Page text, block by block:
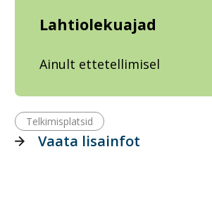
Lahtiolekuajad
Ainult ettetellimisel
Telkimisplatsid
Vaata lisainfot